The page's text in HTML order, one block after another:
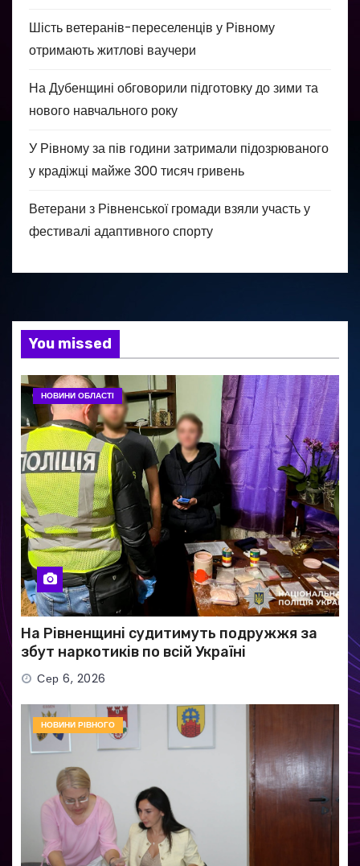
Шість ветеранів-переселенців у Рівному
отримають житлові ваучери
На Дубенщині обговорили підготовку до зими та
нового навчального року
У Рівному за пів години затримали підозрюваного
у крадіжці майже 300 тисяч гривень
Ветерани з Рівненської громади взяли участь у
фестивалі адаптивного спорту
You missed
НОВИНИ ОБЛАСТІ
На Рівненщині судитимуть подружжя за
збут наркотиків по всій Україні
Сер 6, 2026
НОВИНИ РІВНОГО